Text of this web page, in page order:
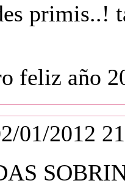
primis..!
feliz año
01/2012